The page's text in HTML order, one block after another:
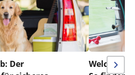
Der
Welcher